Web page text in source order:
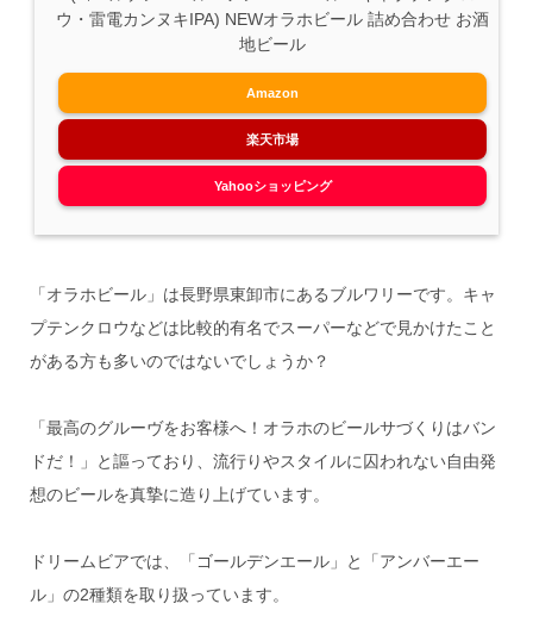
ウ・雷電カンヌキIPA) NEWオラホビール 詰め合わせ お酒
地ビール
Amazon
楽天市場
Yahooショッピング
「オラホビール」は長野県東卸市にあるブルワリーです。キャ
プテンクロウなどは比較的有名でスーパーなどで見かけたこと
がある方も多いのではないでしょうか？
「最高のグルーヴをお客様へ！オラホのビールサづくりはバン
ドだ！」と謳っており、流行りやスタイルに囚われない自由発
想のビールを真摯に造り上げています。
ドリームビアでは、「ゴールデンエール」と「アンバーエー
ル」の2種類を取り扱っています。